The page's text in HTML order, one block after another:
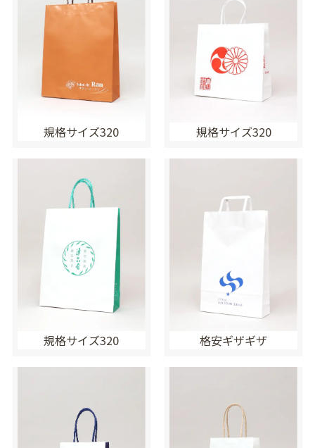
規格サイズ320 規格サイズ320
規格サイズ320 格安ギザギザ